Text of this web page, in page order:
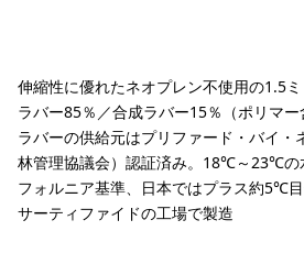
伸縮性に優れたネオプレン不使用の1.5
ラバー85％／合成ラバー15％（ポリマ
ラバーの供給元はプリファード・バイ・
林管理協議会）認証済み。18℃～23℃の
フォルニア基準、日本ではプラス約5℃
サーティファイドの工場で製造